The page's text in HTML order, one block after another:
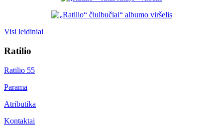
Visi leidiniai
Ratilio
Ratilio 55
Parama
Atributika
Kontaktai